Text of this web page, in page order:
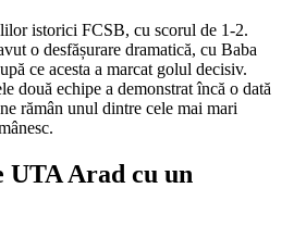
istorici FCSB, cu scorul de 1-2.
o desfășurare dramatică, cu Baba
ce acesta a marcat golul decisiv.
două echipe a demonstrat încă o dată
rămân unul dintre cele mai mari
UTA Arad cu un